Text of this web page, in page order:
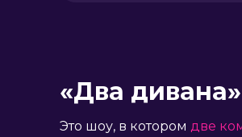
«Два дивана»
Это шоу, в котором две